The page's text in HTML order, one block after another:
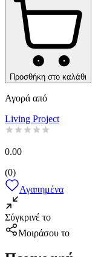
Προσθήκη στο καλάθι
Αγορά από
Living Project
0.00
(0)
Αγαπημένα
Σύγκρινέ το
Μοιράσου το